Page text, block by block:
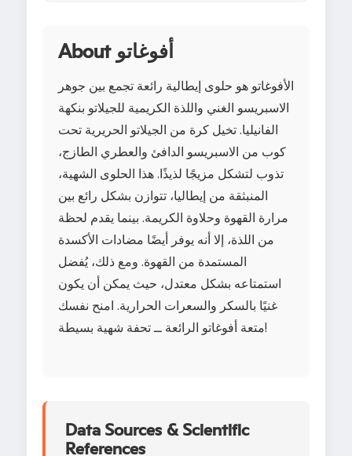
About أفوغاتو
الأفوغاتو هو حلوى إيطالية رائعة تجمع بين جوهر
الاسبريسو الغني واللذة الكريمية للجيلاتو بنكهة
الفانيليا. تخيل كرة من الجيلاتو الحريرية تحت
كوب من الاسبريسو الدافئ والعطري الطازج،
تذوب لتشكل مزيجًا لذيذًا. هذا الحلوى الشهية،
المنبثقة من إيطاليا، تتوازن بشكل رائع بين
مرارة القهوة وحلاوة الكريمة. بينما يقدم لحظة
من اللذة، إلا أنه يوفر أيضًا مضادات الأكسدة
المستمدة من القهوة. ومع ذلك، يُفضل
استمتاعه بشكل معتدل، حيث يمكن أن يكون
غنيًا بالسكر والسعرات الحرارية. امنح نفسك
متعة أفوغاتو الرائعة ــ تحفة شهية بسيطة!
Data Sources & Scientific
References